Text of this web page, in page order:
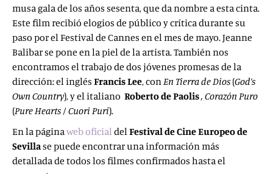
musa gala de los años sesenta, que da nombre a esta cinta.
Este film recibió elogios de público y crítica durante su
paso por el Festival de Cannes en el mes de mayo. Jeanne
Balibar se pone en la piel de la artista. También nos
encontramos el trabajo de dos jóvenes promesas de la
dirección: el inglés Francis Lee, conEn Tierra de Dios (God’s
Own Country), y el italiano Roberto de Paolis, Corazón Puro
(Pure Hearts / Cuori Puri).
En la páginaweb oficialdelFestival de Cine Europeo de
Sevillase puede encontrar una información más
detallada de todos los filmes confirmados hasta el